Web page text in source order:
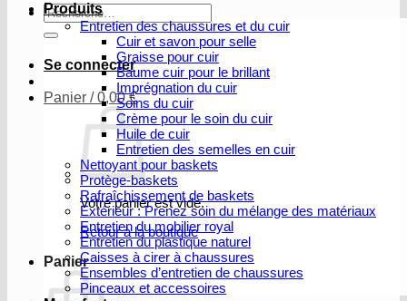
Recherche
pour :
Se connecter
Panier /0,00€
Votre panier est vide.
Retour à la boutique
Panier
Produits
Entretien des chaussures et du cuir
Cuir et savon pour selle
Graisse pour cuir
Baume cuir pour le brillant
Imprégnation du cuir
Soins du cuir
Crème pour le soin du cuir
Huile de cuir
Entretien des semelles en cuir
Nettoyant pour baskets
Protège-baskets
Rafraîchissement de baskets
Extérieur : Prenez soin du mélange des matériaux
Entretien du mobilier royal
Entretien du plastique naturel
Caisses à cirer à chaussures
Ensembles d’entretien de chaussures
Pinceaux et accessoires